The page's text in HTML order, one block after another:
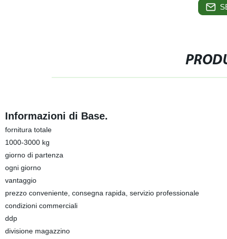
Informazioni di Base.
fornitura totale
1000-3000 kg
giorno di partenza
ogni giorno
vantaggio
prezzo conveniente, consegna rapida, servizio professionale
condizioni commerciali
ddp
divisione magazzino